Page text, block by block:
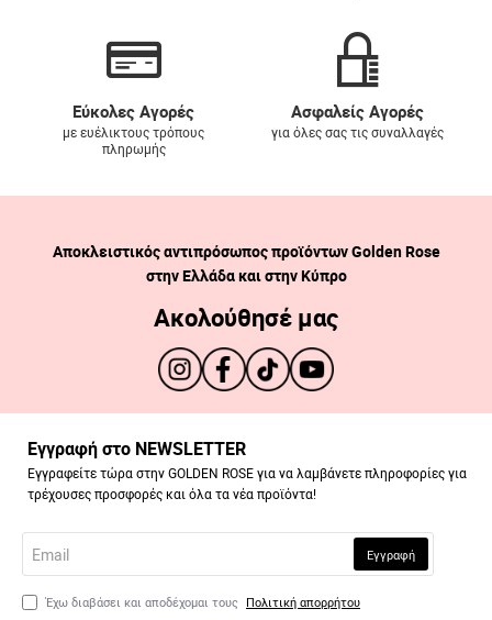
Εύκολες Αγορές
με ευέλικτους τρόπους
πληρωμής
Ασφαλείς Αγορές
για όλες σας τις συναλλαγές
Αποκλειστικός αντιπρόσωπος προϊόντων Golden Rose
στην Ελλάδα και στην Κύπρο
Ακολούθησέ μας
Εγγραφή στο NEWSLETTER
Εγγραφείτε τώρα στην GOLDEN ROSE για να λαμβάνετε πληροφορίες για
τρέχουσες προσφορές και όλα τα νέα προϊόντα!
Εγγραφή
Έχω διαβάσει και αποδέχομαι τους Πολιτική απορρήτου